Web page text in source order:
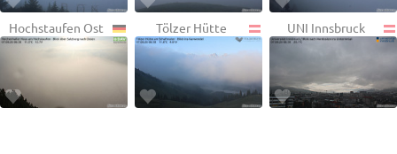
Hochstaufen Ost Tölzer Hütte UNI Innsbruck